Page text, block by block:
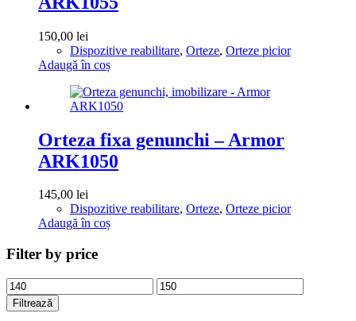
150,00 lei
Dispozitive reabilitare, Orteze, Orteze picior
Adaugă în coș
Orteza fixa genunchi – Armor
ARK1050
145,00 lei
Dispozitive reabilitare, Orteze, Orteze picior
Adaugă în coș
Filter by price
Preț
minim
Preț
maxim
Filtrează